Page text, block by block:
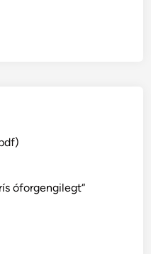
óforgengilegt“